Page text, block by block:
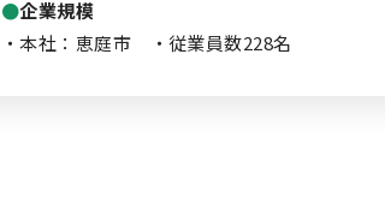
企業規模
・本社：恵庭市 ・従業員数228名